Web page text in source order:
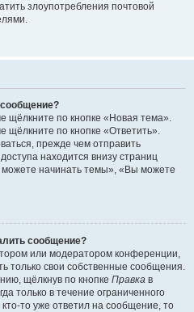
злоупотребления почтовой
щёлкните по кнопке «Новая тема».
по кнопке «Ответить».
прежде чем отправить
находится внизу страниц
начинать темы», «Вы можете
сообщение?
или модератором конференции,
только свои собственные сообщения.
щёлкнув по кнопке Правка в
только в течение ограниченного
то уже ответил на сообщение, то